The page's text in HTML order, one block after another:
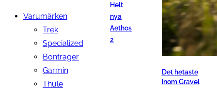
Varumärken
Trek
Specialized
Bontrager
Garmin
Thule
Helt
nya
Aethos
2
Det hetaste
inom Gravel